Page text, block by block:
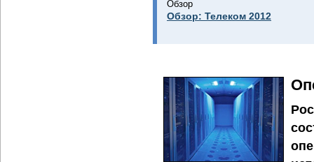
Обзор
Обзор: Телеком 2012